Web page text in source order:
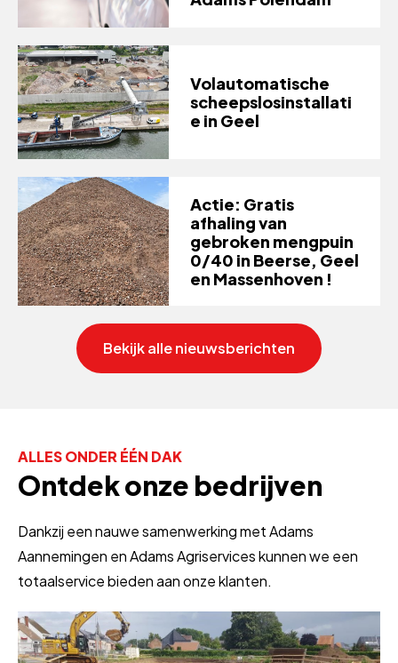
Bekijk alle nieuwsberichten
Volautomatische
scheepslosinstallati
e in Geel
Actie: Gratis
afhaling van
gebroken mengpuin
0/40 in Beerse, Geel
en Massenhoven !
ALLES ONDER ÉÉN DAK
Ontdek onze bedrijven
Dankzij een nauwe samenwerking met Adams
Aannemingen en Adams Agriservices kunnen we een
totaalservice bieden aan onze klanten.